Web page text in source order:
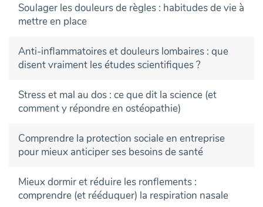
Soulager les douleurs de règles : habitudes de vie à
mettre en place
Anti-inflammatoires et douleurs lombaires : que
disent vraiment les études scientifiques ?
Stress et mal au dos : ce que dit la science (et
comment y répondre en ostéopathie)
Comprendre la protection sociale en entreprise
pour mieux anticiper ses besoins de santé
Mieux dormir et réduire les ronflements :
comprendre (et rééduquer) la respiration nasale